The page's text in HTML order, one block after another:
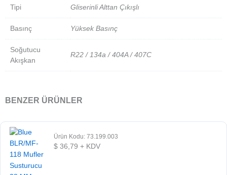
Tipi Gliserinli Alttan Çıkışlı
Basınç Yüksek Basınç
Soğutucu
Akışkan
R22 / 134a / 404A / 407C
BENZER ÜRÜNLER
Ürün Kodu: 73.199.003
$ 36,79 + KDV